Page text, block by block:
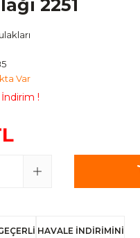
2251
Var
!
HAVALE İNDİRİMİNİ